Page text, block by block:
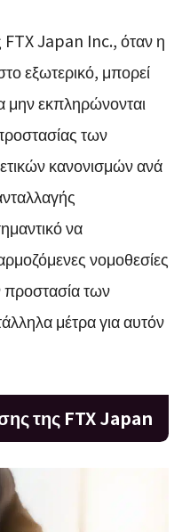
Japan Inc., όταν η
εξωτερικό, μπορεί
μην εκπληρώνονται
των
κανονισμών ανά
να
νομοθεσίες
προστασία των
μέτρα για αυτόν
της FTX Japan